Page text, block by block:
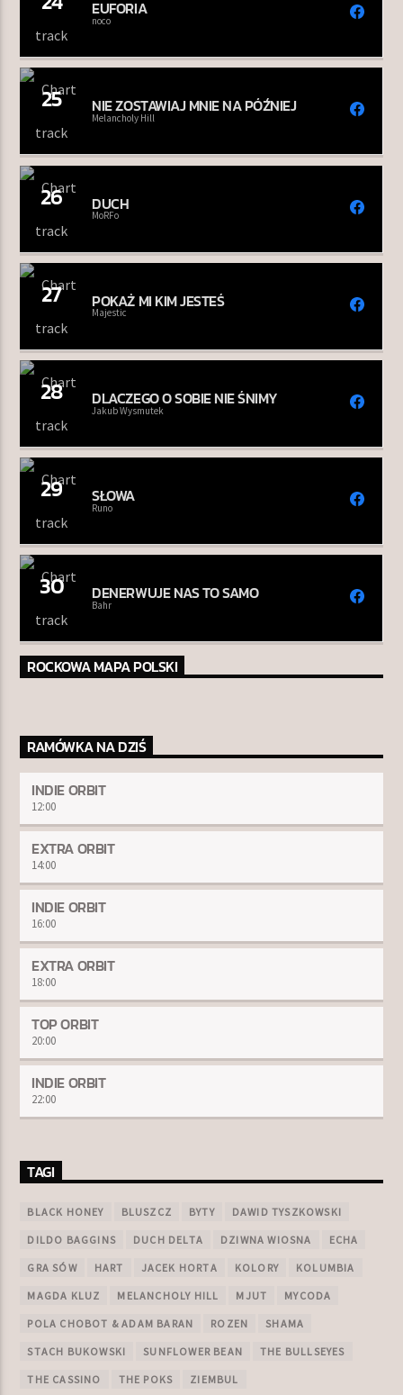
EUFORIA
noco
25 NIE ZOSTAWIAJ MNIE NA PÓŹNIEJ
Melancholy Hill
26 DUCH
MoRFo
27 POKAŻ MI KIM JESTEŚ
Majestic
28 DLACZEGO O SOBIE NIE ŚNIMY
Jakub Wysmutek
29 SŁOWA
Runo
30 DENERWUJE NAS TO SAMO
Bahr
ROCKOWA MAPA POLSKI
RAMÓWKA NA DZIŚ
INDIE ORBIT
12:00
EXTRA ORBIT
14:00
INDIE ORBIT
16:00
EXTRA ORBIT
18:00
TOP ORBIT
20:00
INDIE ORBIT
22:00
TAGI
BLACK HONEY BLUSZCZ BYTY DAWID TYSZKOWSKI
DILDO BAGGINS DUCH DELTA DZIWNA WIOSNA ECHA
GRA SÓW HART JACEK HORTA KOLORY KOLUMBIA
MAGDA KLUZ MELANCHOLY HILL MJUT MYCODA
POLA CHOBOT & ADAM BARAN ROZEN SHAMA
STACH BUKOWSKI SUNFLOWER BEAN THE BULLSEYES
THE CASSINO THE POKS ZIEMBUL